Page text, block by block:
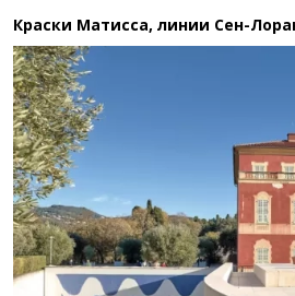
Краски Матисса, линии Сен-